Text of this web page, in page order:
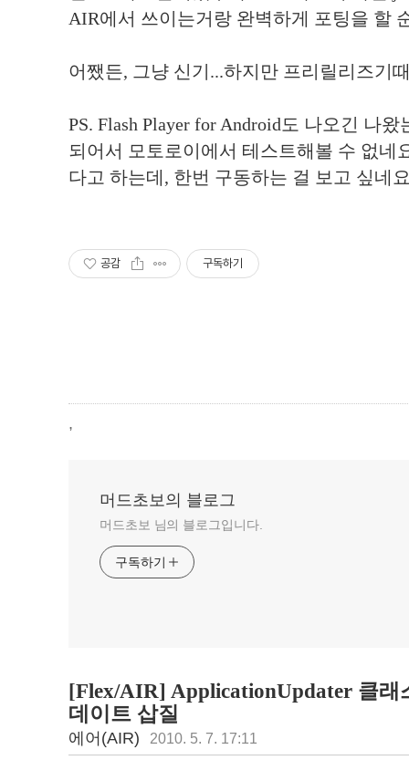
AIR에서 쓰이는거랑 완벽하게 포팅을 할
어쨌든, 그냥 신기...하지만 프리릴리즈기
PS. Flash Player for Android도 나오긴 나
되어서 모토로이에서 테스트해볼 수 없네
다고 하는데, 한번 구동하는 걸 보고 싶네
공감 구독하기
,
머드초보의 블로그
머드초보 님의 블로그입니다.
구독하기
[Flex/AIR] ApplicationUpdater 클래
데이트 삽질
에어(AIR) 2010. 5. 7. 17:11